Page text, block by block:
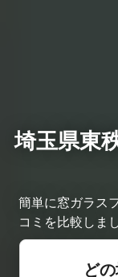
埼玉県東
簡単に窓ガラス
コミを比較しま
ど